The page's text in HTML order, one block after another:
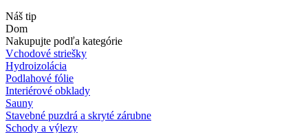
Náš tip
Dom
Nakupujte podľa kategórie
Vchodové striešky
Hydroizolácia
Podlahové fólie
Interiérové obklady
Sauny
Stavebné puzdrá a skryté zárubne
Schody a výlezy